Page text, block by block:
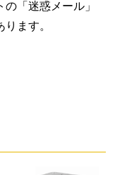
「迷惑メール」
ます。